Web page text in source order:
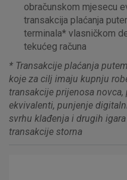
obračunskom mjesecu
transakcija plaćanja
terminala* vlasničkom
tekućeg računa
* Transakcije plaćanja
koje za cilj imaju kupnju
transakcije prijenosa
ekvivalenti, punjenje
svrhu klađenja i drugih
transakcije storna
Marketinški kolačići
Prihvaćam